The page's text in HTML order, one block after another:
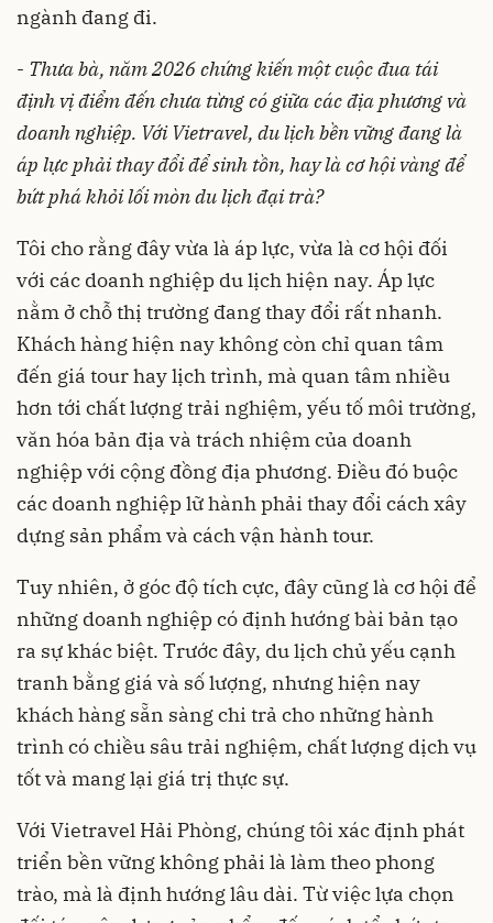
ngành đang đi.
- Thưa bà, năm 2026 chứng kiến một cuộc đua tái
định vị điểm đến chưa từng có giữa các địa phương và
doanh nghiệp. Với Vietravel, du lịch bền vững đang là
áp lực phải thay đổi để sinh tồn, hay là cơ hội vàng để
bứt phá khỏi lối mòn du lịch đại trà?
Tôi cho rằng đây vừa là áp lực, vừa là cơ hội đối
với các doanh nghiệp du lịch hiện nay. Áp lực
nằm ở chỗ thị trường đang thay đổi rất nhanh.
Khách hàng hiện nay không còn chỉ quan tâm
đến giá tour hay lịch trình, mà quan tâm nhiều
hơn tới chất lượng trải nghiệm, yếu tố môi trường,
văn hóa bản địa và trách nhiệm của doanh
nghiệp với cộng đồng địa phương. Điều đó buộc
các doanh nghiệp lữ hành phải thay đổi cách xây
dựng sản phẩm và cách vận hành tour.
Tuy nhiên, ở góc độ tích cực, đây cũng là cơ hội để
những doanh nghiệp có định hướng bài bản tạo
ra sự khác biệt. Trước đây, du lịch chủ yếu cạnh
tranh bằng giá và số lượng, nhưng hiện nay
khách hàng sẵn sàng chi trả cho những hành
trình có chiều sâu trải nghiệm, chất lượng dịch vụ
tốt và mang lại giá trị thực sự.
Với Vietravel Hải Phòng, chúng tôi xác định phát
triển bền vững không phải là làm theo phong
trào, mà là định hướng lâu dài. Từ việc lựa chọn